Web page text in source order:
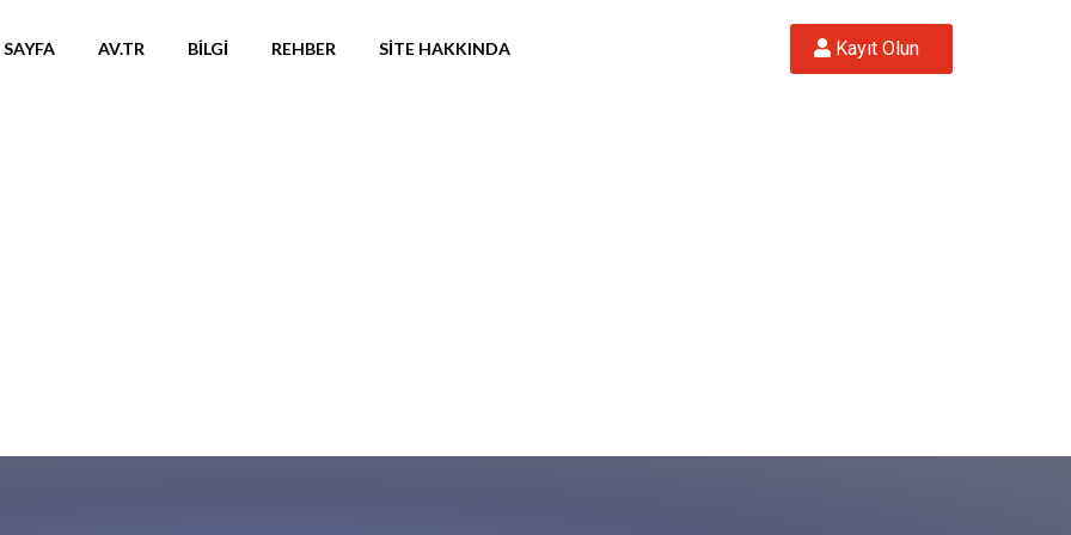
Kayıt Olun
AV.TR BILGI REHBER SITE HAKKINDA